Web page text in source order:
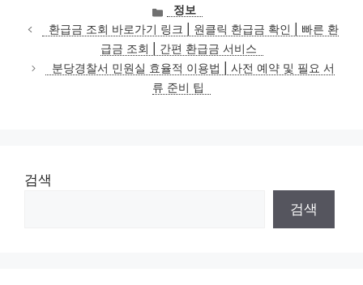
카
테
고
리
정보
환급금 조회 바로가기 링크 | 원클릭 환급금 확인 | 빠른 환
급금 조회 | 간편 환급금 서비스
분당경찰서 민원실 효율적 이용법 | 사전 예약 및 필요 서
류 준비 팁
검색
검색